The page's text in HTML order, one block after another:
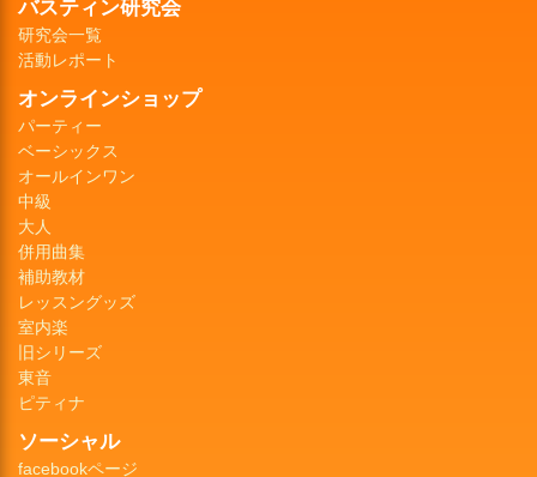
バスティン研究会
研究会一覧
活動レポート
オンラインショップ
パーティー
ベーシックス
オールインワン
中級
大人
併用曲集
補助教材
レッスングッズ
室内楽
旧シリーズ
東音
ピティナ
ソーシャル
facebookページ